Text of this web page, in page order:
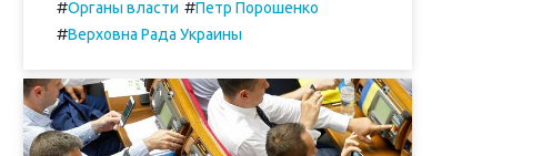
#Органы власти #Петр Порошенко
#Верховна Рада Украины